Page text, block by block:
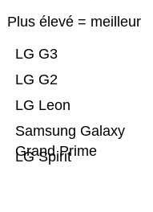
Plus élevé = meilleur
LG Spirit
Samsung Galaxy
Grand Prime
LG Leon
LG G2
LG G3